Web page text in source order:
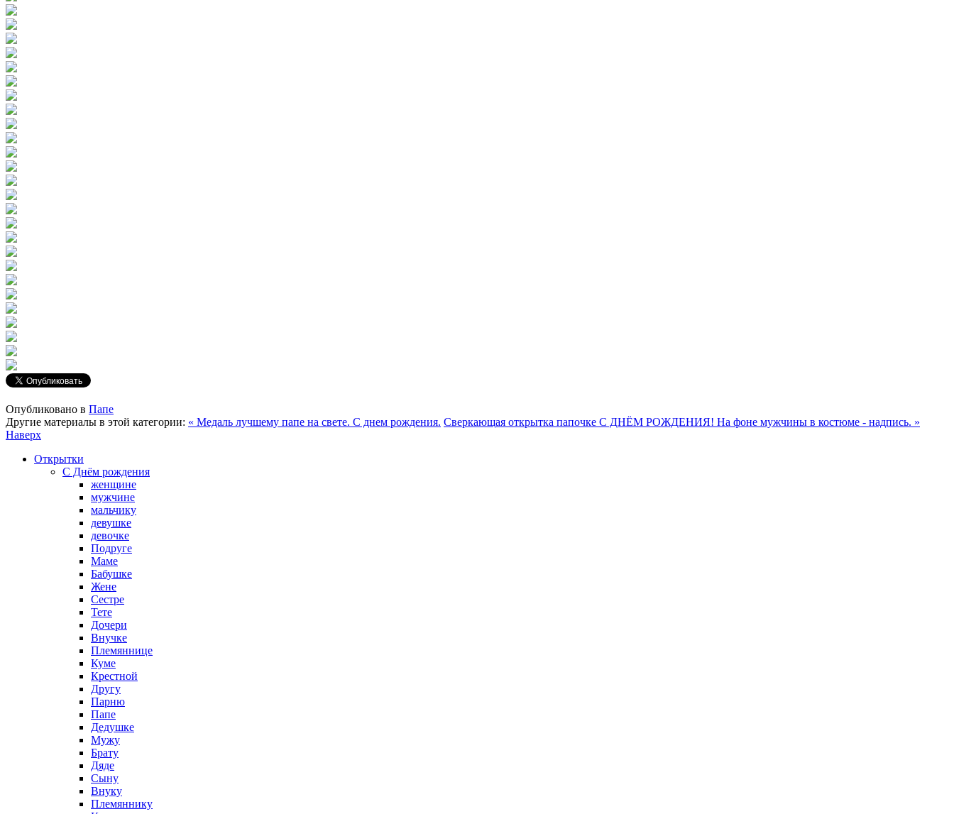
Опубликовано в Папе
Другие материалы в этой категории: « Медаль лучшему папе на свете. С днем рождения. Сверкающая открытка папочке С ДНЁМ РОЖДЕНИЯ! На фоне мужчины в костюме - надпись. »
Наверх
Открытки
С Днём рождения
женщине
мужчине
мальчику
девушке
девочке
Подруге
Маме
Бабушке
Жене
Сестре
Тете
Дочери
Внучке
Племяннице
Куме
Крестной
Другу
Парню
Папе
Дедушке
Мужу
Брату
Дяде
Сыну
Внуку
Племяннику